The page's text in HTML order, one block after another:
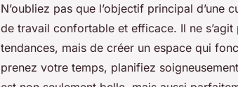
N’oubliez pas que l’objectif principal
de travail confortable et efficace. Il ne
tendances, mais de créer un espace qui
prenez votre temps, planifiez